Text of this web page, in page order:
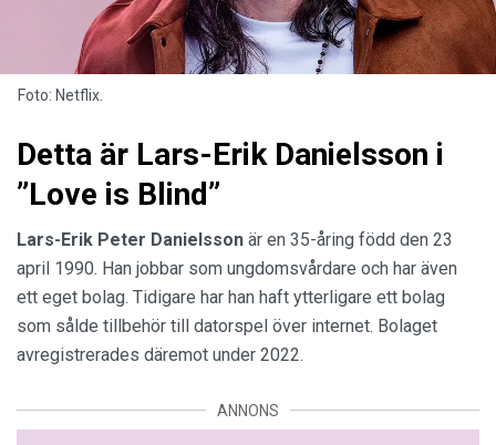
Foto: Netflix.
Detta är Lars-Erik Danielsson i
”Love is Blind”
Lars-Erik Peter Danielsson är en 35-åring född den 23
april 1990. Han jobbar som ungdomsvårdare och har även
ett eget bolag. Tidigare har han haft ytterligare ett bolag
som sålde tillbehör till datorspel över internet. Bolaget
avregistrerades däremot under 2022.
ANNONS